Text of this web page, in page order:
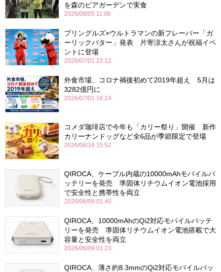
を森のビアガーデンで実食
2026/08/05 11:06
プリングルズ×ウルトラマンの新フレーバー「ガ
ーリックバター」発表 片寄涼太さんが祝福イベ
ントに登場
2026/07/01 22:12
外食市場、コロナ禍後初めて2019年超え 5月は
3282億円に
2026/07/01 16:24
コメダ珈琲店で今年も「カリー祭り」開催 新作
カリーナンドッグなど全6品が季節限定で登場
2026/06/16 15:52
QIROCA、ケーブル内蔵の10000mAhモバイルバ
ッテリーを発売 準固体リチウムイオン電池採用
で安全性と携帯性を両立
2026/06/09 01:40
QIROCA、10000mAhのQi2対応モバイルバッテ
リーを発売 準固体リチウムイオン電池搭載で大
容量と安全性を両立
2026/06/09 01:23
QIROCA、薄さ約8.3mmのQi2対応モバイルバッ